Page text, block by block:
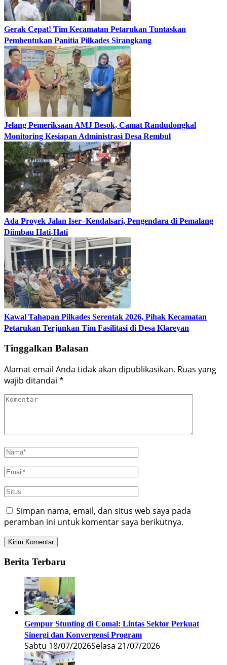
Gerak Cepat! Tim Kecamatan Petarukan Tuntaskan
Pembentukan Panitia Pilkades Sirangkang
Jelang Pemeriksaan AMJ Besok, Camat Randudongkal
Monitoring Kesiapan Administrasi Desa Rembul
Ada Proyek Jalan Iser–Kendalsari, Pengendara di Pemalang
Diimbau Hati-Hati
Kawal Tahapan Pilkades Serentak 2026, Pihak Kecamatan
Petarukan Terjunkan Tim Fasilitasi di Desa Klareyan
Tinggalkan Balasan
Alamat email Anda tidak akan dipublikasikan. Ruas yang
wajib ditandai *
Simpan nama, email, dan situs web saya pada
peramban ini untuk komentar saya berikutnya.
Berita Terbaru
Gempur Stunting di Comal: Lintas Sektor Perkuat
Sinergi dan Konvergensi Program
Sabtu 18/07/2026Selasa 21/07/2026